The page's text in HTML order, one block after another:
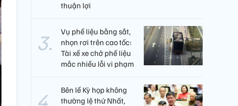
thuận lợi
Vụ phế liệu bằng sắt,
nhọn rơi trên cao tốc:
Tài xế xe chở phế liệu
mắc nhiều lỗi vi phạm
Bên lề Kỳ họp không
thường lệ thứ Nhất,